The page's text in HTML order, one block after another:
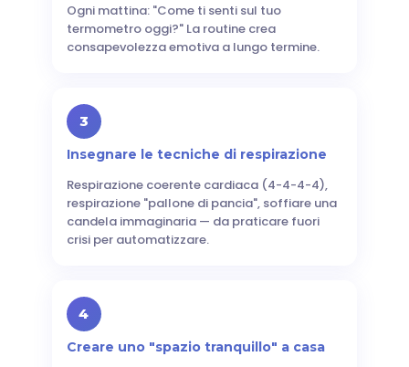
Ogni mattina: "Come ti senti sul tuo
termometro oggi?" La routine crea
consapevolezza emotiva a lungo termine.
3
Insegnare le tecniche di respirazione
Respirazione coerente cardiaca (4-4-4-4),
respirazione "pallone di pancia", soffiare una
candela immaginaria — da praticare fuori
crisi per automatizzare.
4
Creare uno "spazio tranquillo" a casa